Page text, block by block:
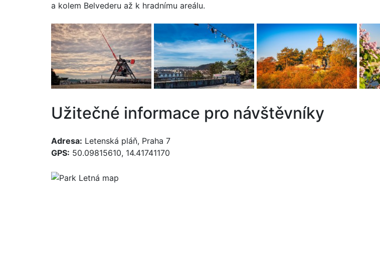
a kolem Belvederu až k hradnímu areálu.
Užitečné informace pro návštěvníky
Adresa: Letenská pláň, Praha 7
GPS: 50.09815610, 14.41741170